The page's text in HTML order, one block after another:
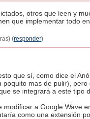
otros que leen y
que implementar todo
(responder)
que sí, como dice el
mas de pulir),
se integrará a este tipo
a Google Wave
como una extensión